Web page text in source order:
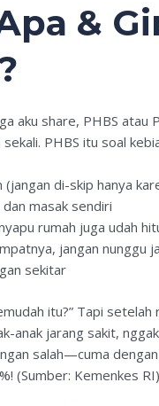
&
aku share, PHBS atau
PHBS itu soal
(jangan di-skip hanya
masak sendiri
rumah juga udah
jangan nunggu
sekitar
itu?” Tapi
anak jarang sakit,
salah—cuma
(Sumber: Kemenkes RI)